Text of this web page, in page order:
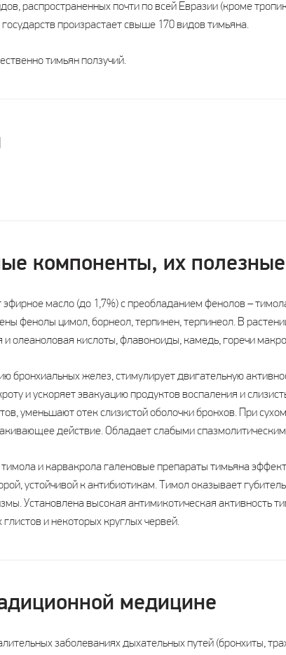
распространенных почти по всей Евразии (кроме
произрастает свыше 170 видов тимьяна.
тимьян ползучий.
компоненты, их полезные
эфирное масло (до 1,7%) с преобладанием фенолов –
фенолы цимол, борнеол, терпинен, терпинеол. В
и олеаноловая кислоты, флавоноиды, камедь, горечи
бронхиальных желез, стимулирует двигательную
и ускоряет эвакуацию продуктов воспаления и
уменьшают отек слизистой оболочки бронхов. При
действие. Обладает слабыми
и карвакрола галеновые препараты тимьяна
устойчивой к антибиотикам. Тимол оказывает
Установлена высокая антимикотическая активность
и некоторых круглых червей.
медицине
заболеваниях дыхательных путей (бронхиты,